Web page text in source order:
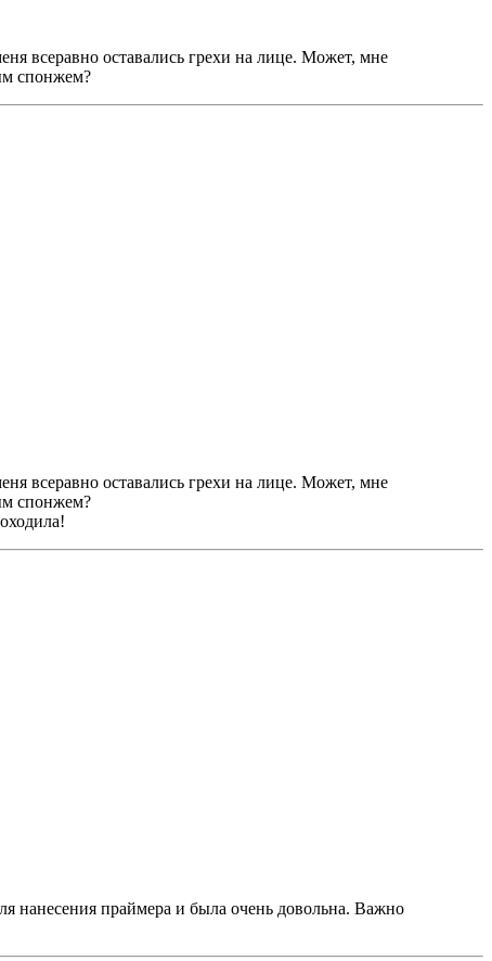
всеравно оставались грехи на лицe. Может, мне
спонжем?
всеравно оставались грехи на лицe. Может, мне
спонжем?
нанесения праймера и была очень довольна. Важно